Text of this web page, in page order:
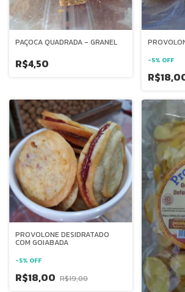
PAÇOCA QUADRADA - GRANEL
R$4,50 -5% OFF
PROVOLONE DESIDRATADO
COM GOIABADA
-5% OFF
R$18,00 R$19,00